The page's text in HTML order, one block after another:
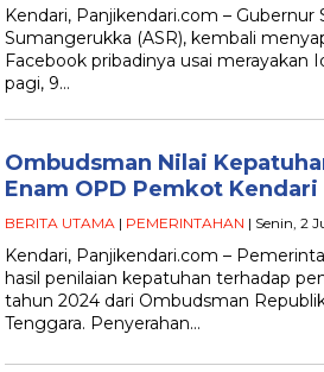
Kendari, Panjikendari.com – Gubernur
Sumangerukka (ASR), kembali
Facebook pribadinya usai merayakan
pagi, 9…
Ombudsman Nilai
Enam OPD Pemkot
BERITA UTAMA | PEMERINTAHAN | Senin, 2
Kendari, Panjikendari.com –
hasil penilaian kepatuhan terhadap
tahun 2024 dari Ombudsman
Tenggara. Penyerahan…